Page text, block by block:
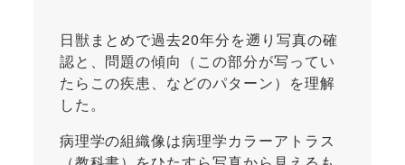
日獣まとめで過去20年分を遡り写真の確
認と、問題の傾向（この部分が写ってい
たらこの疾患、などのパターン）を理解
した。
病理学の組織像は病理学カラーアトラス